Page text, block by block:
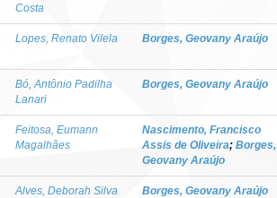
Costa
Lopes, Renato Vilela Borges, Geovany Araújo
Bó, Antônio Padilha
Lanari
Borges, Geovany Araújo
Feitosa, Eumann
Magalhães
Nascimento, Francisco
Assis de Oliveira; Borges,
Geovany Araújo
Alves, Deborah Silva Borges, Geovany Araújo